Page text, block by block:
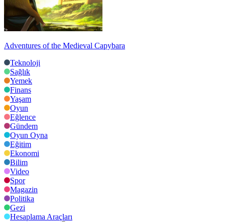
Adventures of the Medieval Capybara
Teknoloji
Sağlık
Yemek
Finans
Yaşam
Oyun
Eğlence
Gündem
Oyun Oyna
Eğitim
Ekonomi
Bilim
Video
Spor
Magazin
Politika
Gezi
Hesaplama Araçları